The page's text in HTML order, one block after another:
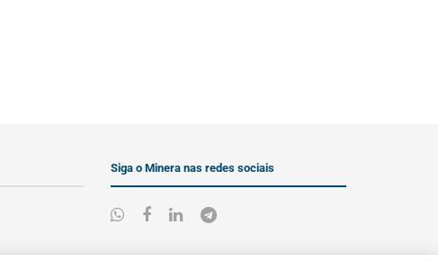
Siga o Minera nas redes sociais